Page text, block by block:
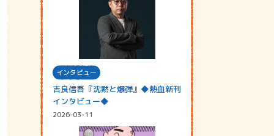
インタビュー
吉良信吾『沈黙と爆弾』◆熱血新刊
インタビュー◆
2026-03-11